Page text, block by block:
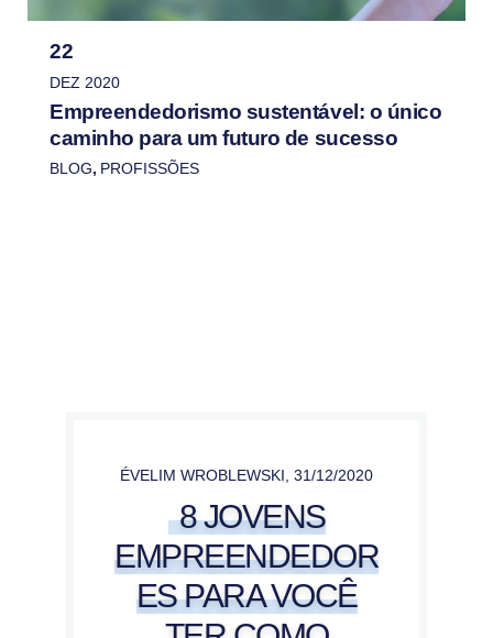
22
DEZ 2020
Empreendedorismo sustentável: o único
caminho para um futuro de sucesso
BLOG, PROFISSÕES
ÉVELIM WROBLEWSKI, 31/12/2020
8 JOVENS
EMPREENDEDOR
ES PARA VOCÊ